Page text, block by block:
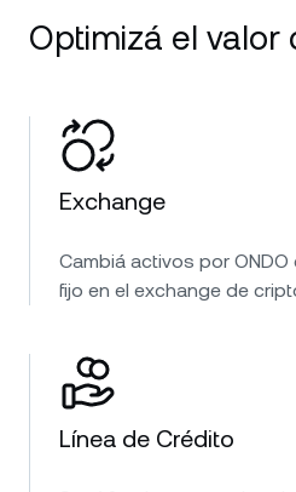
Optimizá el valor
Exchange
Cambiá activos por
fijo en el exchange de
Línea de Crédito